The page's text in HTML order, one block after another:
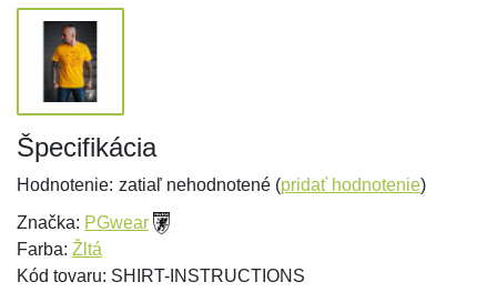
Špecifikácia
Hodnotenie: zatiaľ nehodnotené (pridať hodnotenie)
Značka: PGwear
Farba: Žltá
Kód tovaru: SHIRT-INSTRUCTIONS